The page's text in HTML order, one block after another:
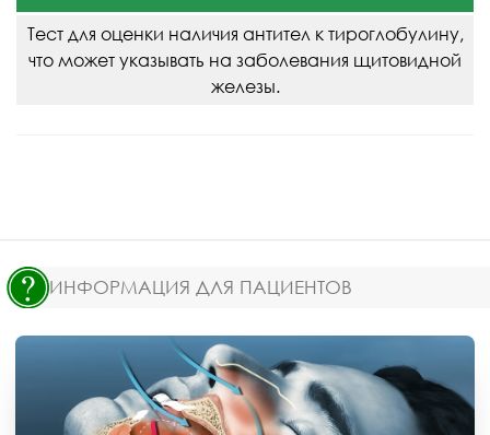
Тест для оценки наличия антител к тироглобулину,
что может указывать на заболевания щитовидной
железы.
ИНФОРМАЦИЯ ДЛЯ ПАЦИЕНТОВ